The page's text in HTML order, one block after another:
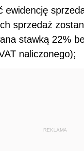
ewidencję
sprzedaż
stawką 22%
naliczonego);
REKLAMA